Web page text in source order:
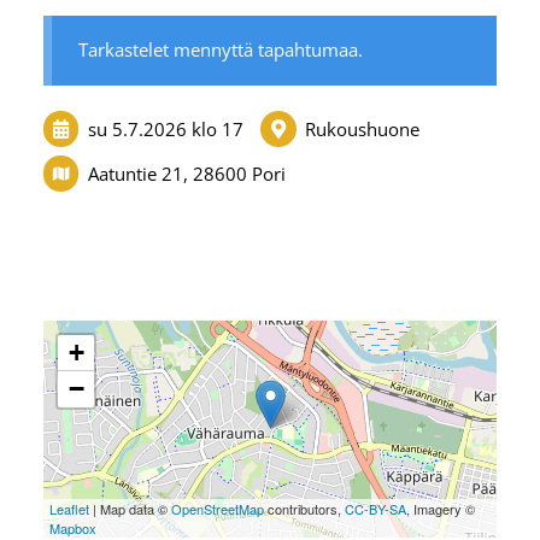
Tarkastelet mennyttä tapahtumaa.
su 5.7.2026 klo 17
Rukoushuone
Aatuntie 21, 28600 Pori
+
−
Leaflet| Map data ©OpenStreetMapcontributors,CC-BY-SA, Imagery ©
Mapbox